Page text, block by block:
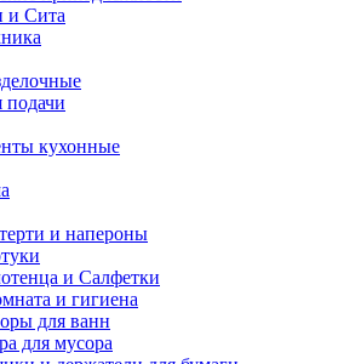
и Сита
подачи
кухонные
и напероны
и Салфетки
и гигиена
для ванн
для мусора